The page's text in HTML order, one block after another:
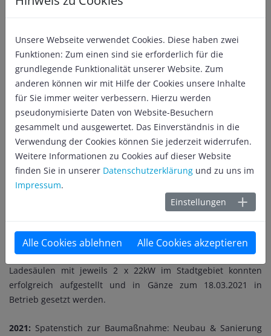
2018:Übernahme der vorläufigen Bewirtschaftung des
Parkhauses am Bahnhof.
2019:Übernahme der vorläufigen Bewirtschaftung des
Fahrradparkhauses Mobilitätsstation.
2019:Baubeginn eines zweiten (redundanten)
Werksausgangs südöstlich des Wasserwerks in Verbindung
mit der Sanierung der Oyther Straße.
Änderung und Erweiterung der Betriebssatzung um die
Aufgaben zum Bau und dem Betrieb der Elektromobilität –
2021:Die im ersten Ausbauschritt geplanten 13 Elektro-
Ladesäulen mit jeweils 2 x 22kW im Stadtgebiet konnten
erfolgreich aufgestellt und in Gänze zum 18.03.2021 in
Betrieb gesetzt werden.
2021: Spatenstich zur Baumaßnahme: Neubau & Sanierung
Unsere Webseite verwendet Cookies. Diese haben zwei
Funktionen: Zum einen sind sie erforderlich für die
grundlegende Funktionalität unserer Website. Zum
anderen können wir mit Hilfe der Cookies unsere Inhalte
für Sie immer weiter verbessern. Hierzu werden
pseudonymisierte Daten von Website-Besuchern
gesammelt und ausgewertet. Das Einverständnis in die
Verwendung der Cookies können Sie jederzeit widerrufen.
Weitere Informationen zu Cookies auf dieser Website
finden Sie in unserer Datenschutzerklärung und zu uns im
Impressum.
Einstellungen
Alle Cookies ablehnen Alle Cookies akzeptieren